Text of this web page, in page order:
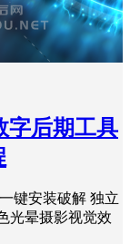
字后期工具
键安装破解 独立
光晕摄影视觉效